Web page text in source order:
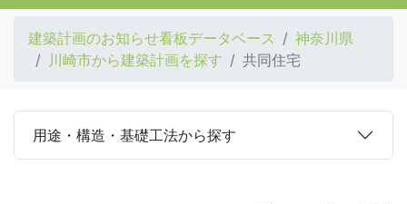
建築計画のお知らせ看板データベース
神奈川県
川崎市から建築計画を探す
共同住宅
用途・構造・基礎工法から探す